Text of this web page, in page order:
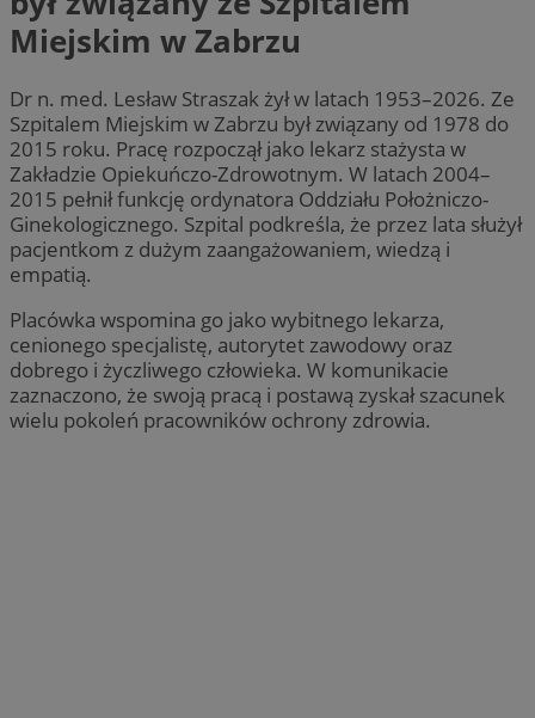
Miejskim w Zabrzu
Dr n. med. Lesław Straszak żył w latach 1953–2026. Ze
Szpitalem Miejskim w Zabrzu był związany od 1978 do
2015 roku. Pracę rozpoczął jako lekarz stażysta w
Zakładzie Opiekuńczo-Zdrowotnym. W latach 2004–
2015 pełnił funkcję ordynatora Oddziału Położniczo-
Ginekologicznego. Szpital podkreśla, że przez lata służył
pacjentkom z dużym zaangażowaniem, wiedzą i
empatią.
Placówka wspomina go jako wybitnego lekarza,
cenionego specjalistę, autorytet zawodowy oraz
dobrego i życzliwego człowieka. W komunikacie
zaznaczono, że swoją pracą i postawą zyskał szacunek
wielu pokoleń pracowników ochrony zdrowia.